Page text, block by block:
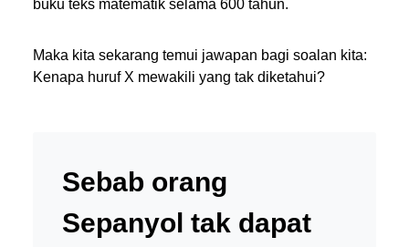
buku teks matematik selama 600 tahun.
Maka kita sekarang temui jawapan bagi soalan kita:
Kenapa huruf X mewakili yang tak diketahui?
Sebab orang
Sepanyol tak dapat